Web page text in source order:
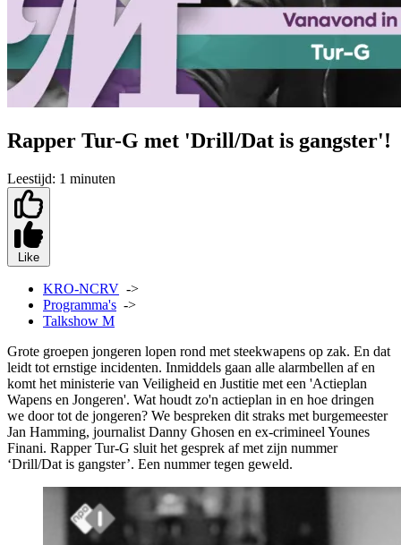
Rapper Tur-G met 'Drill/Dat is gangster'!
Leestijd: 1 minuten
Like
KRO-NCRV ->
Programma's ->
Talkshow M
Grote groepen jongeren lopen rond met steekwapens op zak. En dat
leidt tot ernstige incidenten. Inmiddels gaan alle alarmbellen af en
komt het ministerie van Veiligheid en Justitie met een 'Actieplan
Wapens en Jongeren'. Wat houdt zo'n actieplan in en hoe dringen
we door tot de jongeren? We bespreken dit straks met burgemeester
Jan Hamming, journalist Danny Ghosen en ex-crimineel Younes
Finani. Rapper Tur-G sluit het gesprek af met zijn nummer
‘Drill/Dat is gangster’. Een nummer tegen geweld.